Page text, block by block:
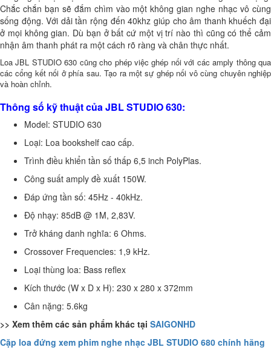
Chắc chắn bạn sẽ đắm chìm vào một không gian nghe nhạc vô cùng
sống động. Với dải tần rộng đến 40khz giúp cho âm thanh khuếch đại
ở mọi không gian. Dù bạn ở bất cứ một vị trí nào thì cũng có thể cảm
nhận âm thanh phát ra một cách rõ ràng và chân thực nhất.
Loa JBL STUDIO 630 cũng cho phép việc ghép nối với các amply thông qua
các cổng kết nối ở phía sau. Tạo ra một sự ghép nối vô cùng chuyên nghiệp
và hoàn chỉnh.
Thông số kỹ thuật của JBL STUDIO 630:
Model: STUDIO 630
Loại: Loa bookshelf cao cấp.
Trình điều khiển tần số thấp 6,5 inch PolyPlas.
Công suất amply đề xuất 150W.
Đáp ứng tần số: 45Hz - 40kHz.
Độ nhạy: 85dB @ 1M, 2,83V.
Trở kháng danh nghĩa: 6 Ohms.
Crossover Frequencies: 1,9 kHz.
Loại thùng loa: Bass reflex
Kích thước (W x D x H): 230 x 280 x 372mm
Cân nặng: 5.6kg
>> Xem thêm các sản phẩm khác tại SAIGONHD
Cặp loa đứng xem phim nghe nhạc JBL STUDIO 680 chính hãng